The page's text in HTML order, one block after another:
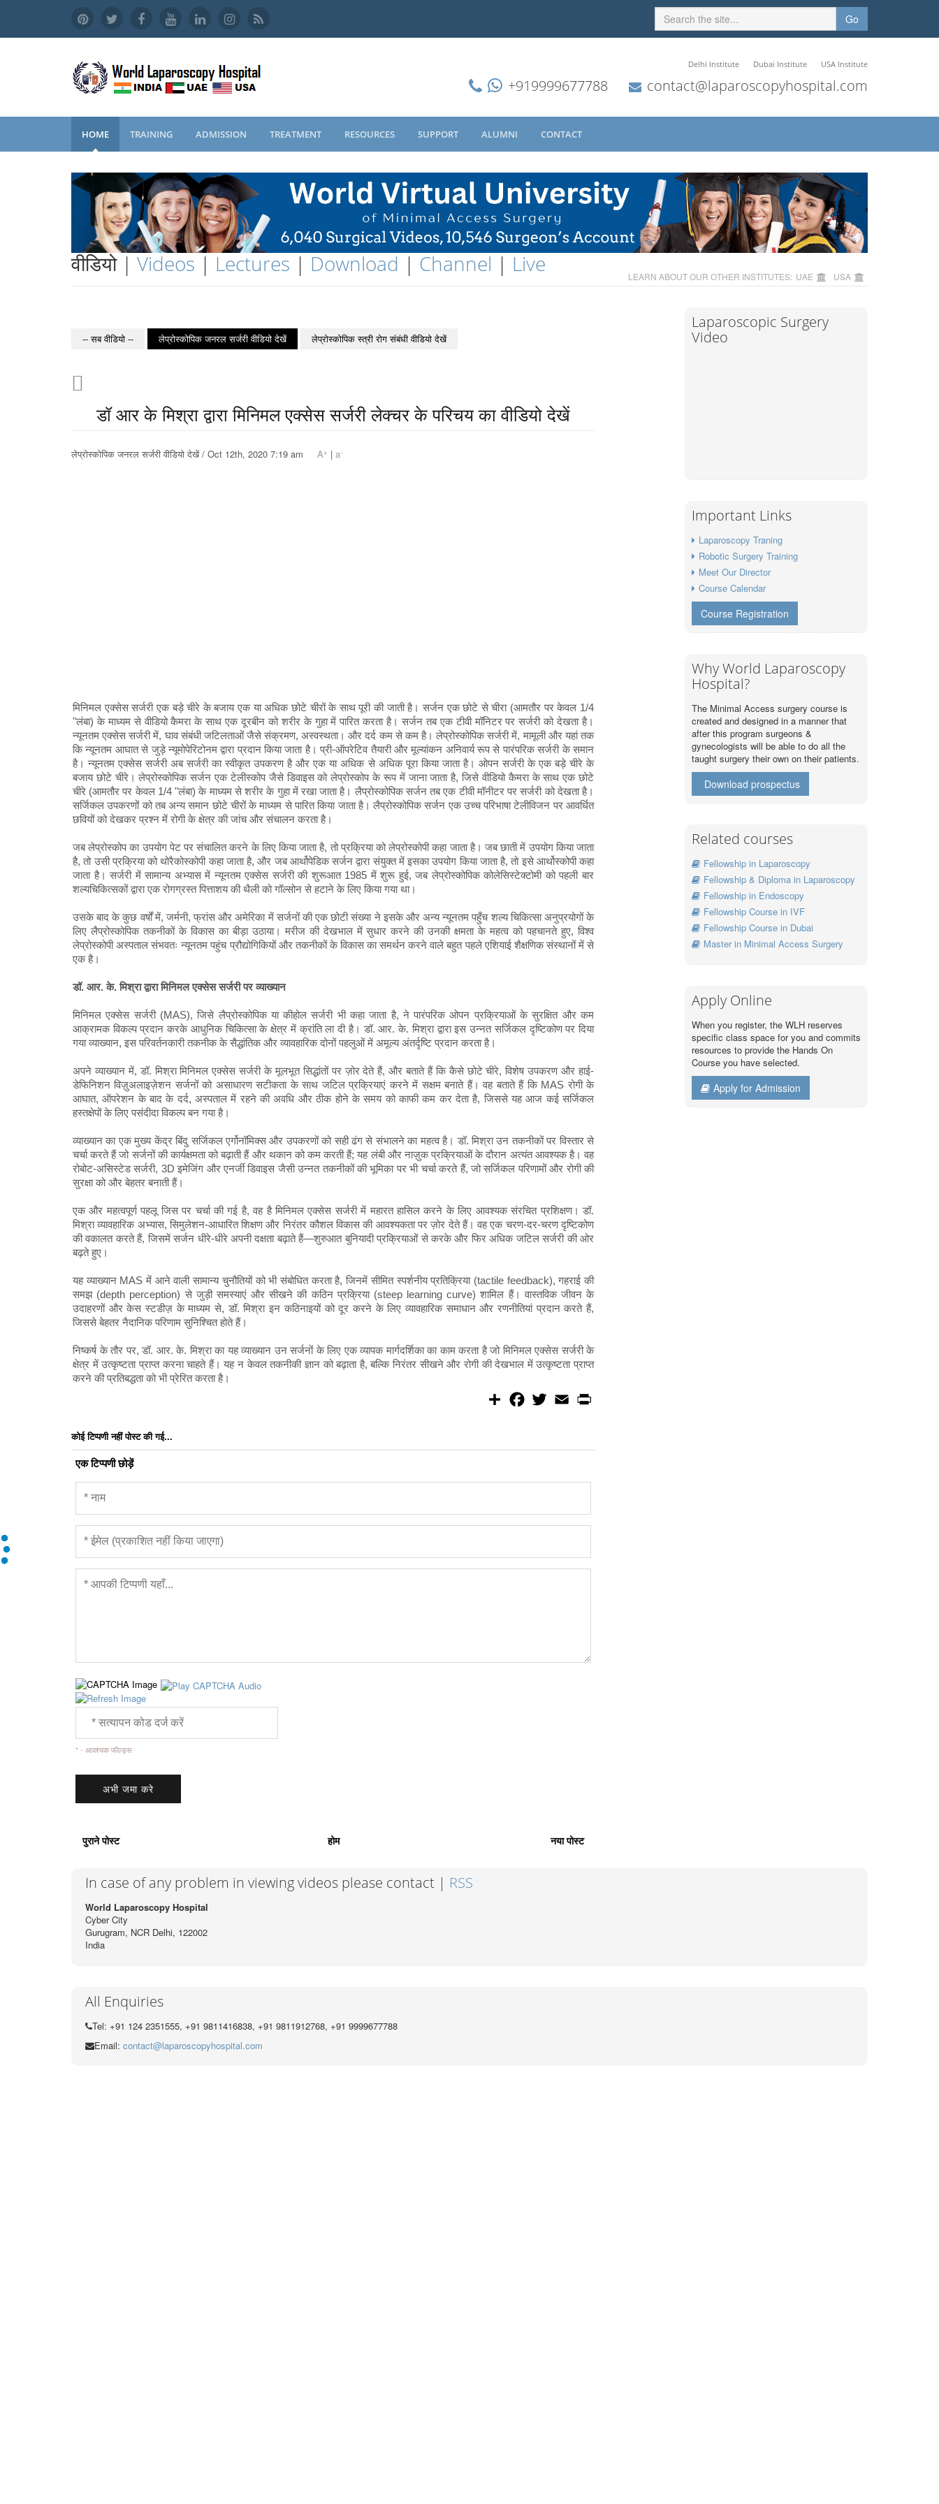
Go
Delhi Institute Dubai Institute USA Institute
+919999677788 contact@laparoscopyhospital.com
HOME TRAINING ADMISSION TREATMENT RESOURCES SUPPORT ALUMNI CONTACT
वीडियो | Videos | Lectures | Download | Channel | Live LEARN ABOUT OUR OTHER INSTITUTES: UAE USA
-- सब वीडियो -- लेप्रोस्कोपिक जनरल सर्जरी वीडियो देखें लेप्रोस्कोपिक स्त्री रोग संबंधी वीडियो देखें
डॉ आर के मिश्रा द्वारा मिनिमल एक्सेस सर्जरी लेक्चर के परिचय का वीडियो देखें
लेप्रोस्कोपिक जनरल सर्जरी वीडियो देखें / Oct 12th, 2020 7:19 am A+ | a-
मिनिमल एक्सेस सर्जरी एक बड़े चीरे के बजाय एक या अधिक छोटे चीरों के साथ पूरी की जाती है। सर्जन एक छोटे से चीरा (आमतौर पर केवल 1/4
"लंबा) के माध्यम से वीडियो कैमरा के साथ एक दूरबीन को शरीर के गुहा में पारित करता है। सर्जन तब एक टीवी मॉनिटर पर सर्जरी को देखता है।
न्यूनतम एक्सेस सर्जरी में, घाव संबंधी जटिलताओं जैसे संक्रमण, अस्वस्थता। और दर्द कम से कम है। लेप्रोस्कोपिक सर्जरी में, मामूली और यहां तक
​​कि न्यूनतम आघात से जुड़े न्यूमोपेरिटोनम द्वारा प्रदान किया जाता है। प्री-ऑपरेटिव तैयारी और मूल्यांकन अनिवार्य रूप से पारंपरिक सर्जरी के समान
है। न्यूनतम एक्सेस सर्जरी अब सर्जरी का स्वीकृत उपकरण है और एक या अधिक से अधिक पूरा किया जाता है। ओपन सर्जरी के एक बड़े चीरे के
बजाय छोटे चीरे। लेप्रोस्कोपिक सर्जन एक टेलीस्कोप जैसे डिवाइस को लेप्रोस्कोप के रूप में जाना जाता है, जिसे वीडियो कैमरा के साथ एक छोटे
चीरे (आमतौर पर केवल 1/4 "लंबा) के माध्यम से शरीर के गुहा में रखा जाता है। लैप्रोस्कोपिक सर्जन तब एक टीवी मॉनीटर पर सर्जरी को देखता है।
सर्जिकल उपकरणों को तब अन्य समान छोटे चीरों के माध्यम से पारित किया जाता है। लैप्रोस्कोपिक सर्जन एक उच्च परिभाषा टेलीविजन पर आवर्धित
छवियों को देखकर प्रश्न में रोगी के क्षेत्र की जांच और संचालन करता है।
जब लेप्रोस्कोप का उपयोग पेट पर संचालित करने के लिए किया जाता है, तो प्रक्रिया को लेप्रोस्कोपी कहा जाता है। जब छाती में उपयोग किया जाता
है, तो उसी प्रक्रिया को थोरैकोस्कोपी कहा जाता है, और जब आर्थोपेडिक सर्जन द्वारा संयुक्त में इसका उपयोग किया जाता है, तो इसे आर्थोस्कोपी कहा
जाता है। सर्जरी में सामान्य अभ्यास में न्यूनतम एक्सेस सर्जरी की शुरूआत 1985 में शुरू हुई, जब लेप्रोस्कोपिक कोलेसिस्टेक्टोमी को पहली बार
शल्यचिकित्सकों द्वारा एक रोगग्रस्त पित्ताशय की थैली को गॉल्सोन से हटाने के लिए किया गया था।
उसके बाद के कुछ वर्षों में, जर्मनी, फ्रांस और अमेरिका में सर्जनों की एक छोटी संख्या ने इसके और अन्य न्यूनतम पहुँच शल्य चिकित्सा अनुप्रयोगों के
लिए लैप्रोस्कोपिक तकनीकों के विकास का बीड़ा उठाया। मरीज की देखभाल में सुधार करने की उनकी क्षमता के महत्व को पहचानते हुए, विश्व
लेप्रोस्कोपी अस्पताल संभवतः न्यूनतम पहुंच प्रौद्योगिकियों और तकनीकों के विकास का समर्थन करने वाले बहुत पहले एशियाई शैक्षणिक संस्थानों में से
एक है।
डॉ. आर. के. मिश्रा द्वारा मिनिमल एक्सेस सर्जरी पर व्याख्यान
मिनिमल एक्सेस सर्जरी (MAS), जिसे लैप्रोस्कोपिक या कीहोल सर्जरी भी कहा जाता है, ने पारंपरिक ओपन प्रक्रियाओं के सुरक्षित और कम
आक्रामक विकल्प प्रदान करके आधुनिक चिकित्सा के क्षेत्र में क्रांति ला दी है। डॉ. आर. के. मिश्रा द्वारा इस उन्नत सर्जिकल दृष्टिकोण पर दिया
गया व्याख्यान, इस परिवर्तनकारी तकनीक के सैद्धांतिक और व्यावहारिक दोनों पहलुओं में अमूल्य अंतर्दृष्टि प्रदान करता है।
अपने व्याख्यान में, डॉ. मिश्रा मिनिमल एक्सेस सर्जरी के मूलभूत सिद्धांतों पर ज़ोर देते हैं, और बताते हैं कि कैसे छोटे चीरे, विशेष उपकरण और हाई-
डेफिनिशन विज़ुअलाइज़ेशन सर्जनों को असाधारण सटीकता के साथ जटिल प्रक्रियाएं करने में सक्षम बनाते हैं। वह बताते हैं कि MAS रोगी के
आघात, ऑपरेशन के बाद के दर्द, अस्पताल में रहने की अवधि और ठीक होने के समय को काफी कम कर देता है, जिससे यह आज कई सर्जिकल
हस्तक्षेपों के लिए पसंदीदा विकल्प बन गया है।
व्याख्यान का एक मुख्य केंद्र बिंदु सर्जिकल एर्गोनॉमिक्स और उपकरणों को सही ढंग से संभालने का महत्व है। डॉ. मिश्रा उन तकनीकों पर विस्तार से
चर्चा करते हैं जो सर्जनों की कार्यक्षमता को बढ़ाती हैं और थकान को कम करती हैं; यह लंबी और नाज़ुक प्रक्रियाओं के दौरान अत्यंत आवश्यक है। वह
रोबोट-असिस्टेड सर्जरी, 3D इमेजिंग और एनर्जी डिवाइस जैसी उन्नत तकनीकों की भूमिका पर भी चर्चा करते हैं, जो सर्जिकल परिणामों और रोगी की
सुरक्षा को और बेहतर बनाती हैं।
एक और महत्वपूर्ण पहलू जिस पर चर्चा की गई है, वह है मिनिमल एक्सेस सर्जरी में महारत हासिल करने के लिए आवश्यक संरचित प्रशिक्षण। डॉ.
मिश्रा व्यावहारिक अभ्यास, सिमुलेशन-आधारित शिक्षण और निरंतर कौशल विकास की आवश्यकता पर ज़ोर देते हैं। वह एक चरण-दर-चरण दृष्टिकोण
की वकालत करते हैं, जिसमें सर्जन धीरे-धीरे अपनी दक्षता बढ़ाते हैं—शुरुआत बुनियादी प्रक्रियाओं से करके और फिर अधिक जटिल सर्जरी की ओर
बढ़ते हुए।
यह व्याख्यान MAS में आने वाली सामान्य चुनौतियों को भी संबोधित करता है, जिनमें सीमित स्पर्शनीय प्रतिक्रिया (tactile feedback), गहराई की
समझ (depth perception) से जुड़ी समस्याएं और सीखने की कठिन प्रक्रिया (steep learning curve) शामिल हैं। वास्तविक जीवन के
उदाहरणों और केस स्टडीज़ के माध्यम से, डॉ. मिश्रा इन कठिनाइयों को दूर करने के लिए व्यावहारिक समाधान और रणनीतियां प्रदान करते हैं,
जिससे बेहतर नैदानिक ​​परिणाम सुनिश्चित होते हैं।
निष्कर्ष के तौर पर, डॉ. आर. के. मिश्रा का यह व्याख्यान उन सर्जनों के लिए एक व्यापक मार्गदर्शिका का काम करता है जो मिनिमल एक्सेस सर्जरी के
क्षेत्र में उत्कृष्टता प्राप्त करना चाहते हैं। यह न केवल तकनीकी ज्ञान को बढ़ाता है, बल्कि निरंतर सीखने और रोगी की देखभाल में उत्कृष्टता प्राप्त
करने की प्रतिबद्धता को भी प्रेरित करता है।
S
o
w
e
E
m
कोई टिप्पणी नहीं पोस्ट की गई...
एक टिप्पणी छोड़ें
* - आवश्यक फील्ड्स
पुराने पोस्ट होम नया पोस्ट
Laparoscopic Surgery
Video
Important Links
Laparoscopy Traning
Robotic Surgery Training
Meet Our Director
Course Calendar
Course Registration
Why World Laparoscopy
Hospital?
The Minimal Access surgery course is
created and designed in a manner that
after this program surgeons &
gynecologists will be able to do all the
taught surgery their own on their patients.
Download prospectus
Related courses
Fellowship in Laparoscopy
Fellowship & Diploma in Laparoscopy
Fellowship in Endoscopy
Fellowship Course in IVF
Fellowship Course in Dubai
Master in Minimal Access Surgery
Apply Online
When you register, the WLH reserves
specific class space for you and commits
resources to provide the Hands On
Course you have selected.
Apply for Admission
In case of any problem in viewing videos please contact | RSS
World Laparoscopy Hospital
Cyber City
Gurugram, NCR Delhi, 122002
India
All Enquiries
Tel: +91 124 2351555, +91 9811416838, +91 9811912768, +91 9999677788
Email: contact@laparoscopyhospital.com